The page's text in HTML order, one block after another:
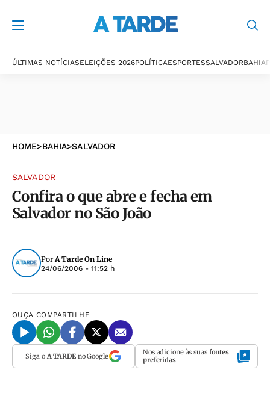
ÚLTIMAS NOTÍCIASELEIÇÕES 2026POLÍTICAESPORTESSALVADORBAHIA
HOME>BAHIA>SALVADOR
SALVADOR
Confira o que abre e fecha em
Salvador no São João
PorA Tarde On Line
24/06/2006 - 11:52 h
OUÇA COMPARTILHE
Siga o A TARDEno Google Nos adicione às suas fontes
preferidas